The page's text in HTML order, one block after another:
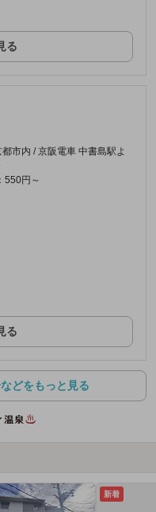
る
市内 / 京阪電車 中書島駅よ
550円～
る
どをもっと見る
新着